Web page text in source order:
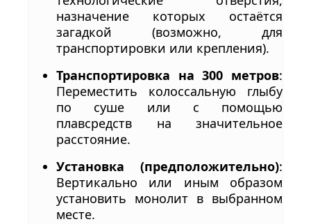
назначение которых остаётся
загадкой (возможно, для
транспортировки или крепления).
Транспортировка на 300 метров:
Переместить колоссальную глыбу
по суше или с помощью
плавсредств на значительное
расстояние.
Установка (предположительно):
Вертикально или иным образом
установить монолит в выбранном
месте.